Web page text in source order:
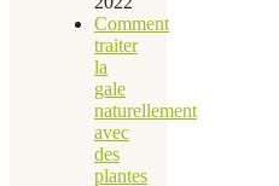
Comment
traiter
la
gale
naturellement
avec
des
plantes